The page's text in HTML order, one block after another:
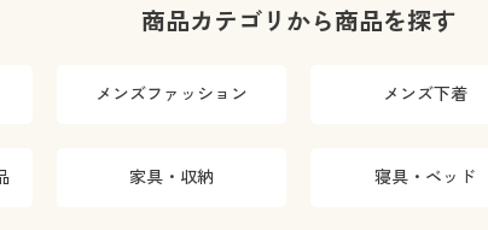
商品カテゴリから商品を探す
メンズファッション メンズ下着
家具・収納 寝具・ベッド